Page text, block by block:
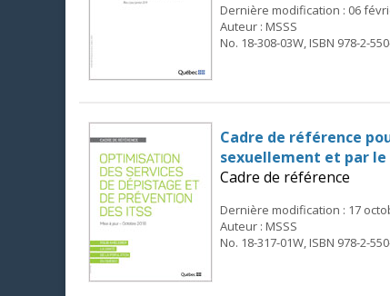
Dernière modification : 06
Auteur : MSSS
No. 18-308-03W, ISBN 978-2-
Cadre de référence
sexuellement et par le
Cadre de référence
Dernière modification : 17
Auteur : MSSS
No. 18-317-01W, ISBN 978-2-